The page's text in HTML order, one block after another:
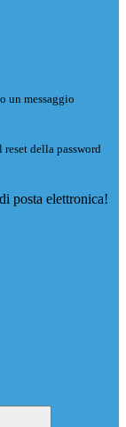
un messaggio
della password
posta elettronica!